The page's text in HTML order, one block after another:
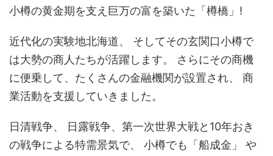
小樽の黄金期を支え巨万の富を築いた「樽橋」!
近代化の実験地北海道、 そしてその玄関口小樽で
は大勢の商人たちが活躍します。 さらにその商機
に便乗して、たくさんの金融機関が設置され、 商
業活動を支援していきました。
日清戦争、 日露戦争、第一次世界大戦と10年おき
の戦争による特需景気で、 小樽でも「船成金」 や